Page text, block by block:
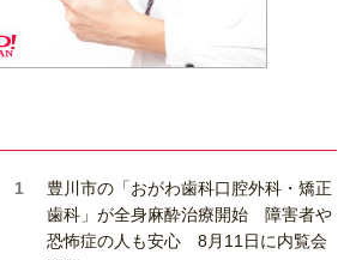
豊川市の「おがわ歯科口腔外科・矯正
歯科」が全身麻酔治療開始 障害者や
恐怖症の人も安心 8月11日に内覧会